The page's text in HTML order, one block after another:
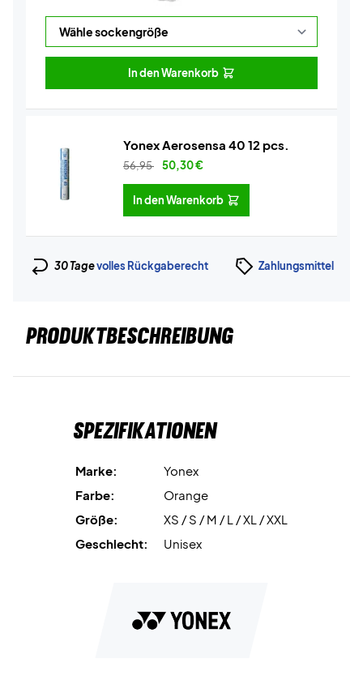
In den Warenkorb
Yonex Aerosensa 40 12 pcs.
56,95 50,30€
In den Warenkorb
30 Tagevolles Rückgaberecht Zahlungsmittel
PRODUKTBESCHREIBUNG
Spezifikationen
Marke:
Yonex
Farbe:
Orange
Größe:
XS / S / M / L / XL / XXL
Geschlecht:
Unisex